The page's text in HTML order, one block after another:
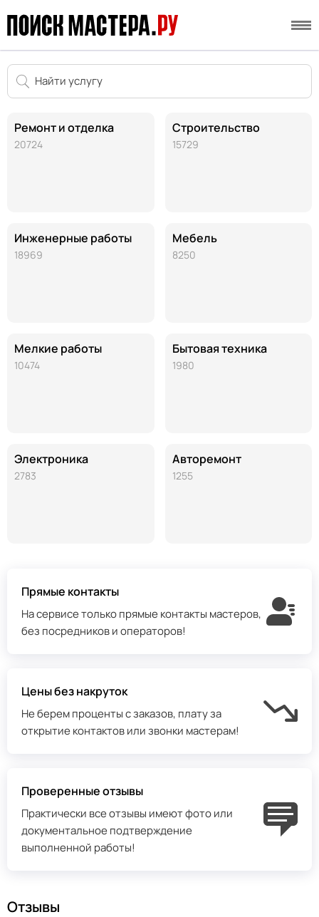
Ремонт и отделка
20724
Инженерные работы
18969
Мелкие работы
10474
Электроника
2783
Строительство
15729
Мебель
8250
Бытовая техника
1980
Авторемонт
1255
Прямые контакты
На сервисе только прямые контакты мастеров,
без посредников и операторов!
Цены без накруток
Не берем проценты с заказов, плату за
открытие контактов или звонки мастерам!
Проверенные отзывы
Практически все отзывы имеют фото или
документальное подтверждение
выполненной работы!
Отзывы